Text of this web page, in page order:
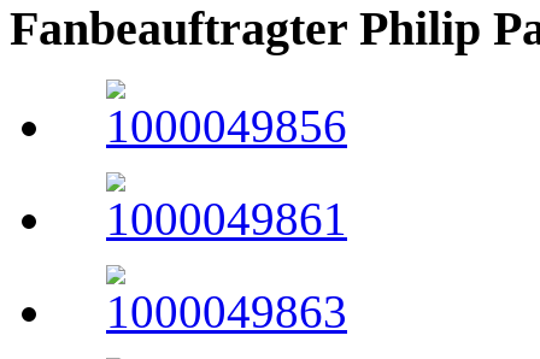
Fanbeauftragter Philip